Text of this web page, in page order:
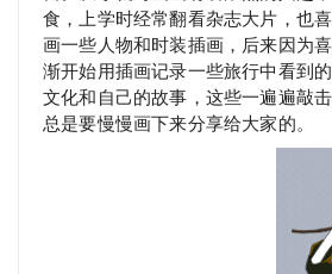
食，上学时经常翻看杂志大片，也
画一些人物和时装插画，后来因为
渐开始用插画记录一些旅行中看到的
文化和自己的故事，这些一遍遍敲
总是要慢慢画下来分享给大家的。